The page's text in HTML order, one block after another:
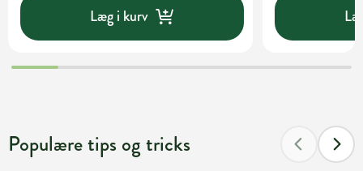
Læg i kurv
Populære tips og tricks